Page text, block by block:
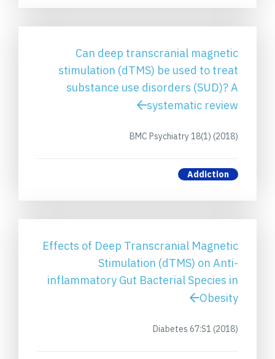
Can deep transcranial magnetic
stimulation (dTMS) be used to treat
substance use disorders (SUD)? A
systematic review
BMC Psychiatry 18(1) (2018)
Addiction
Effects of Deep Transcranial Magnetic
Stimulation (dTMS) on Anti-
inflammatory Gut Bacterial Species in
Obesity
Diabetes 67:S1 (2018)